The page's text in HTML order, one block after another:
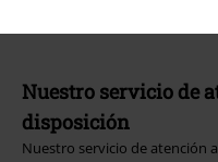
Nuestro servicio de
disposición
Nuestro servicio de atención